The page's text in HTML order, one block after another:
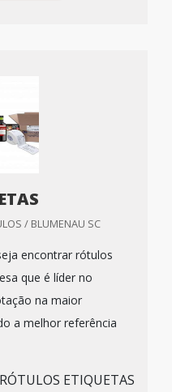
/ BLUMENAU SC
encontrar rótulos
que é líder no
na maior
a melhor referência
ETIQUETAS